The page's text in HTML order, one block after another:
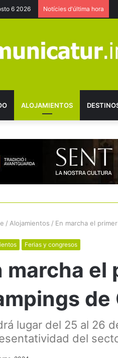
6 2026 Notícies d'última hora
ALOJAMIENTOS
/ Alojamientos / En marcha el
Ferias y congresos
marcha el
de
lugar del 25 al 26
del